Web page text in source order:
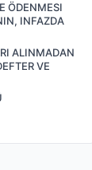
ÖDENMESI
INFAZDA
ALINMADAN
VE